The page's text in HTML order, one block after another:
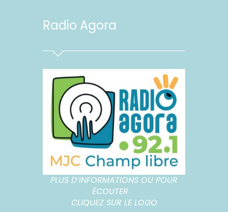
Radio Agora
PLUS D’INFORMATIONS OU POUR
ÉCOUTER
CLIQUEZ SUR LE LOGO